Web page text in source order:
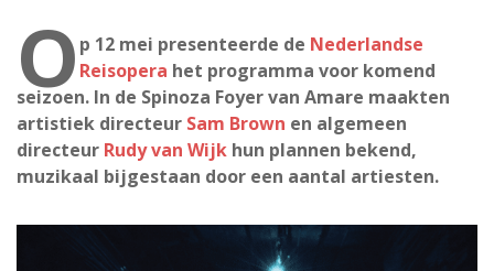
O p 12 mei presenteerde de Nederlandse
Reisopera het programma voor komend
seizoen. In de Spinoza Foyer van Amare maakten
artistiek directeur Sam Brown en algemeen
directeur Rudy van Wijk hun plannen bekend,
muzikaal bijgestaan door een aantal artiesten.